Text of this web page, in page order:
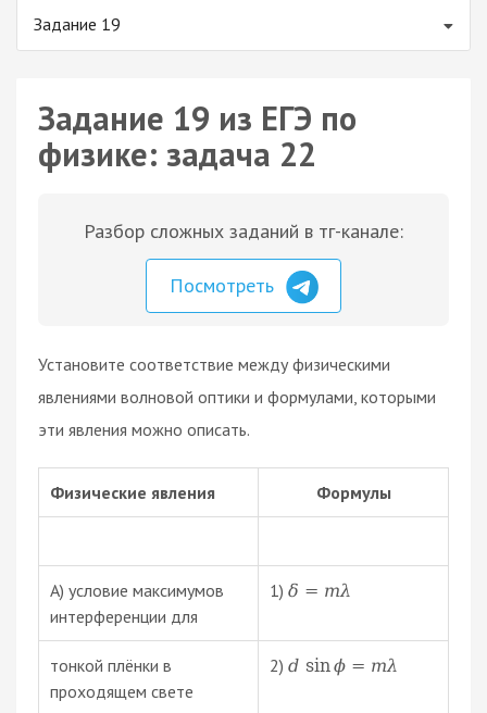
Задание 19
Задание 19 из ЕГЭ по
физике: задача 22
Разбор сложных заданий в тг-канале:
Посмотреть
Установите соответствие между физическими
явлениями волновой оптики и формулами, которыми
эти явления можно описать.
Физические явления Формулы
А) условие максимумов
интерференции для
1) δ = mλ
тонкой плёнки в
проходящем свете
2) d sin ϕ = mλ